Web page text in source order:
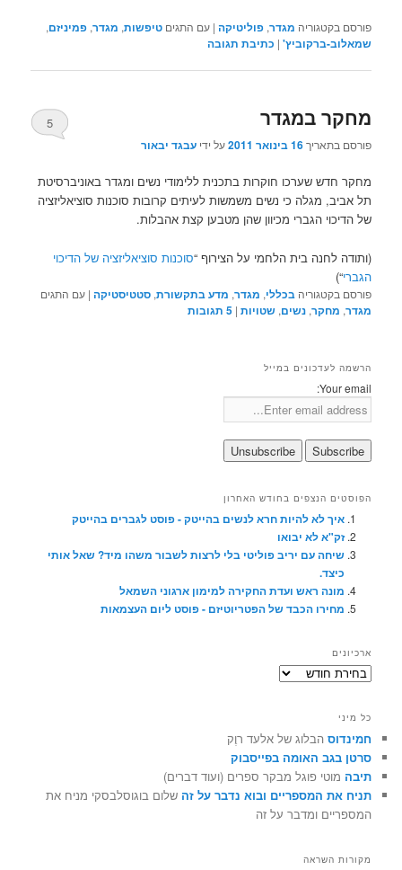
פורסם בקטגוריה מגדר,פוליטיקה |עם התגים טיפשות, מגדר,פמיניזם,
שמאלוב-ברקוביץ' | כתיבת תגובה
מחקר במגדר
פורסם בתאריך16 בינואר 2011 על ידיעבגד יבאור
5
מחקר חדש שערכו חוקרות בתכנית ללימודי נשים ומגדר באוניברסיטת
תל אביב, מגלה כי נשים משמשות לעיתים קרובות סוכנות סוציאליזציה
של הדיכוי הגברי מכיוון שהן מטבען קצת אהבלות.
(ותודה לחנה בית הלחמי על הצירוף “סוכנות סוציאליזציה של הדיכוי
הגברי“)
פורסם בקטגוריה בכללי, מגדר, מדע בתקשורת,סטטיסטיקה |עם התגים
מגדר, מחקר,נשים,שטויות |
5 תגובות
הרשמה לעדכונים במייל
Your email:
הפוסטים הנצפים בחודש האחרון
איך לא להיות חרא לנשים בהייטק - פוסט לגברים בהייטק
זק"א לא יבואו
שיחה עם יריב פוליטי בלי לרצות לשבור משהו מיד? שאל אותי
כיצד.
מונה ראש ועדת החקירה למימון ארגוני השמאל
מחירו הכבד של הפטריוטיזם - פוסט ליום העצמאות
ארכיונים
ארכיונים
כל מיני
חמינדוס הבלוג של אלעד רוֶק
סרטן בגב האומה בפייסבוק
תיבה מוטי פוגל מבקר ספרים (ועוד דברים)
תניח את המספריים ובוא נדבר על זה שלום בוגוסלבסקי מניח את
המספריים ומדבר על זה
מקורות השראה